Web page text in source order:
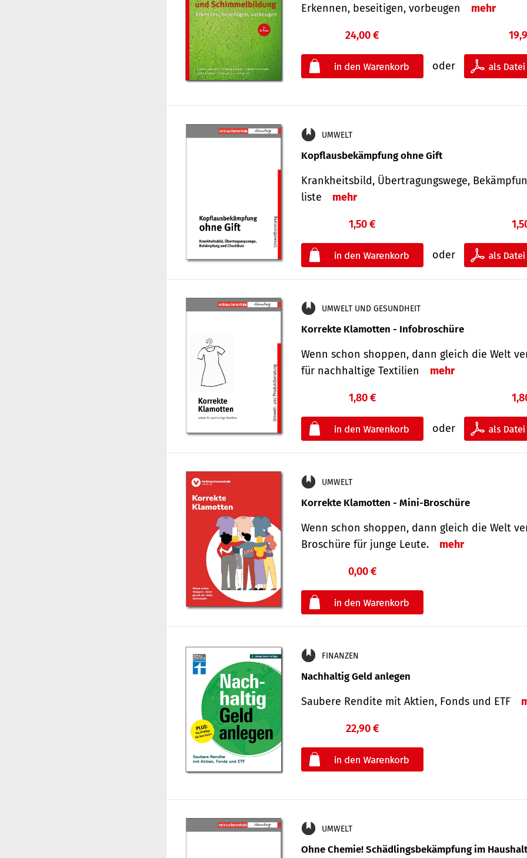
Erkennen, beseitigen, vorbeugen mehr
24,00 €
oder
UMWELT
Kopflausbekämpfung ohne Gift
Krankheits­bild, Übertra­gungs­wege,
liste
mehr
1,50 €
oder
UMWELT UND GESUNDHEIT
Korrekte Klamotten - Infobroschüre
Wenn schon shoppen, dann gleich die Welt
für nachhaltige Textilien
mehr
1,80 €
oder
UMWELT
Korrekte Klamotten - Mini-Broschüre
Wenn schon shoppen, dann gleich die Welt
Broschüre für junge Leute.
mehr
0,00 €
FINANZEN
Nachhaltig Geld anlegen
Saubere Rendite mit Aktien, Fonds und ETF
22,90 €
UMWELT
Ohne Chemie! Schädlingsbekämpfung im Haushalt